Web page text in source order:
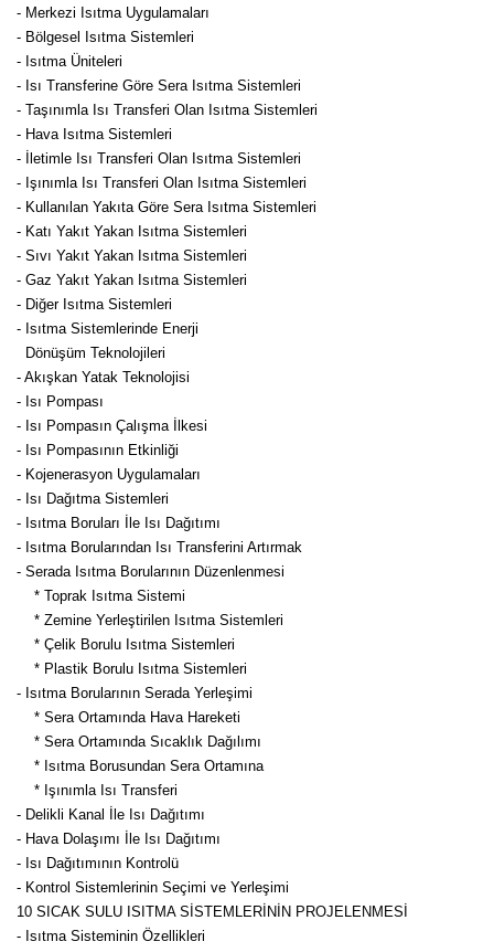
- Merkezi Isıtma Uygulamaları
- Bölgesel Isıtma Sistemleri
- Isıtma Üniteleri
- Isı Transferine Göre Sera Isıtma Sistemleri
- Taşınımla Isı Transferi Olan Isıtma Sistemleri
- Hava Isıtma Sistemleri
- İletimle Isı Transferi Olan Isıtma Sistemleri
- Işınımla Isı Transferi Olan Isıtma Sistemleri
- Kullanılan Yakıta Göre Sera Isıtma Sistemleri
- Katı Yakıt Yakan Isıtma Sistemleri
- Sıvı Yakıt Yakan Isıtma Sistemleri
- Gaz Yakıt Yakan Isıtma Sistemleri
- Diğer Isıtma Sistemleri
- Isıtma Sistemlerinde Enerji
Dönüşüm Teknolojileri
- Akışkan Yatak Teknolojisi
- Isı Pompası
- Isı Pompasın Çalışma İlkesi
- Isı Pompasının Etkinliği
- Kojenerasyon Uygulamaları
- Isı Dağıtma Sistemleri
- Isıtma Boruları İle Isı Dağıtımı
- Isıtma Borularından Isı Transferini Artırmak
- Serada Isıtma Borularının Düzenlenmesi
* Toprak Isıtma Sistemi
* Zemine Yerleştirilen Isıtma Sistemleri
* Çelik Borulu Isıtma Sistemleri
* Plastik Borulu Isıtma Sistemleri
- Isıtma Borularının Serada Yerleşimi
* Sera Ortamında Hava Hareketi
* Sera Ortamında Sıcaklık Dağılımı
* Isıtma Borusundan Sera Ortamına
* Işınımla Isı Transferi
- Delikli Kanal İle Isı Dağıtımı
- Hava Dolaşımı İle Isı Dağıtımı
- Isı Dağıtımının Kontrolü
- Kontrol Sistemlerinin Seçimi ve Yerleşimi
10 SICAK SULU ISITMA SİSTEMLERİNİN PROJELENMESİ
- Isıtma Sisteminin Özellikleri